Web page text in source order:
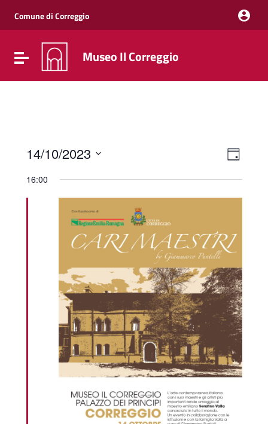
Vai al menu di navigazione
Vai al footer
Comune di Correggio
Attiva / disattiva la navigazione
Museo Il Correggio
Viste
Viste
Giorno
14/10/2023
la
16:00